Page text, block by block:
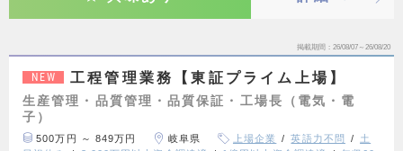
掲載期間 26/08/07～26/08/20
NEW 工程管理業務【東証プライム上場】
生産管理・品質管理・品質保証・工場長（電気・電
子）
500万円 ～ 849万円 岐阜県 上場企業 英語力不問
土